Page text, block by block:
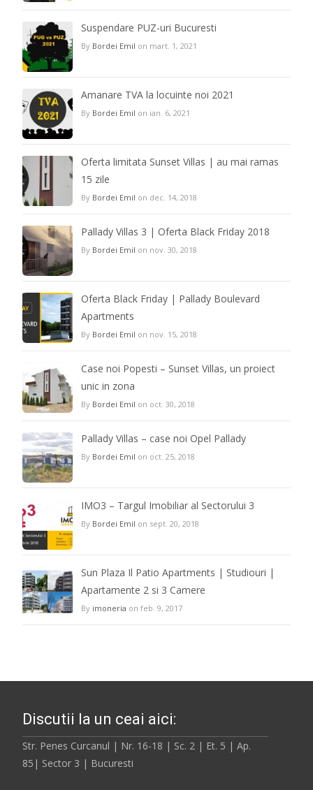
Suspendare PUZ-uri Bucuresti
By Bordei Emil on mart. 1, 2021
Amanare TVA la locuinte noi 2021
By Bordei Emil on ian. 6, 2021
Oferta limitata Sunset Villas | au mai ramas
15 zile
By Bordei Emil on dec. 14, 2018
Pallady Villas 3 | Oferta Black Friday 2018
By Bordei Emil on nov. 30, 2018
Oferta Black Friday | Pallady Boulevard
Apartments
By Bordei Emil on nov. 15, 2018
Case noi Popesti – Sunset Villas, un proiect
unic in zona
By Bordei Emil on oct. 30, 2018
Pallady Villas – case noi Opel Pallady
By Bordei Emil on oct. 25, 2018
IMO3 – Targul Imobiliar al Sectorului 3
By Bordei Emil on sept. 20, 2018
Sun Plaza Il Patio Apartments | Studiouri |
Apartamente 2 si 3 Camere
By imoneria on feb. 9, 2017
Discutii la un ceai aici:
Str. Penes Curcanul | Nr. 16-18 | Sc. 2 | Et. 5 | Ap.
85| Sector 3 | Bucuresti